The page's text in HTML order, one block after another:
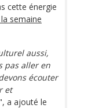
cette énergie
semaine
aussi,
pas aller en
écouter
et
a ajouté le